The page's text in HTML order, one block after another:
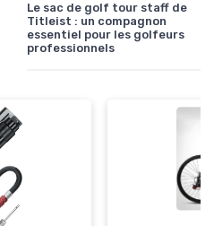
Le sac de golf tour staff de
Titleist : un compagnon
essentiel pour les golfeurs
professionnels